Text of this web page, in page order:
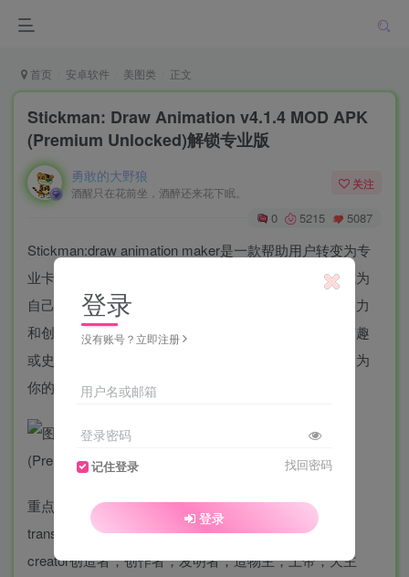
首页 安卓软件 美图类 正文
Stickman: Draw Animation v4.1.4 MOD APK
(Premium Unlocked)解锁专业版
勇敢的大野狼
酒醒只在花前坐，酒醉还来花下眠。
关注
0 5215 5087
Stickman:draw animation maker是一款帮助用户转变为专
业卡通制作者的应用程序。在这个应用程序中，你将成为
自己卡通风格故事的创作者。你必须充分发挥你的想象力
和创造力，像一个真正的动画师一样创造一个有趣、有趣
或史诗般的故事。想出你自己的情节，想象人物，然后为
你的故事画出第一帧。
重点词汇
transform into转化为；把…转变成…
creator创造者；创作者；发明者；造物主；上帝；天主
登录
没有账号？立即注册
用户名或邮箱
登录密码
记住登录 找回密码
登录